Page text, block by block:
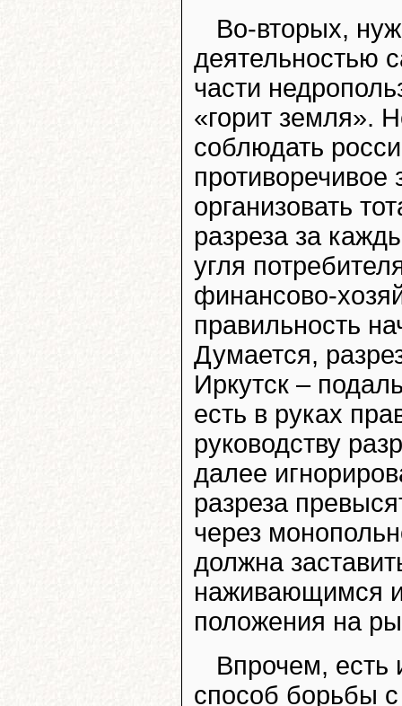
Во-вторых,
деятельностью
части
«горит земля».
соблюдать
противоречивое
организовать
разреза за
угля
финансово-
правильность
Думается,
Иркутск –
есть в руках
руководству
далее
разреза
через
должна
наживающимся
положения на
Впрочем,
способ борьбы